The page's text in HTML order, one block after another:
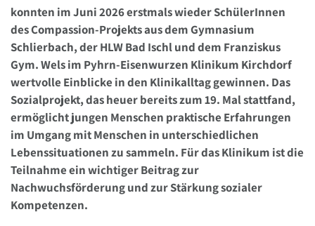
konnten im Juni 2026 erstmals wieder SchülerInnen
des Compassion-Projekts aus dem Gymnasium
Schlierbach, der HLW Bad Ischl und dem Franziskus
Gym. Wels im Pyhrn-Eisenwurzen Klinikum Kirchdorf
wertvolle Einblicke in den Klinikalltag gewinnen. Das
Sozialprojekt, das heuer bereits zum 19. Mal stattfand,
ermöglicht jungen Menschen praktische Erfahrungen
im Umgang mit Menschen in unterschiedlichen
Lebenssituationen zu sammeln. Für das Klinikum ist die
Teilnahme ein wichtiger Beitrag zur
Nachwuchsförderung und zur Stärkung sozialer
Kompetenzen.